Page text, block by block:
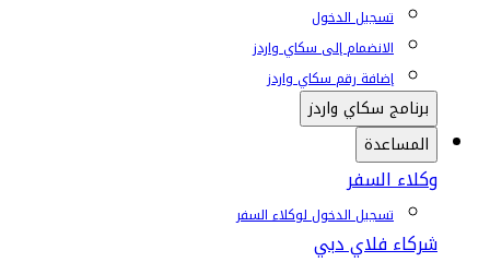
تسجيل الدخول
الانضمام إلى سكاي واردز
إضافة رقم سكاي واردز
برنامج سكاي واردز
المساعدة
وكلاء السفر
تسجيل الدخول لوكلاء السفر
شركاء فلاي دبي